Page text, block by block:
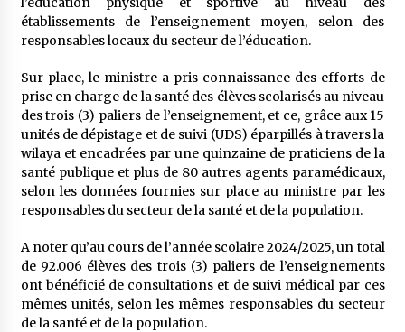
établissements de l’enseignement moyen, selon des
responsables locaux du secteur de l’éducation.
Sur place, le ministre a pris connaissance des efforts de
prise en charge de la santé des élèves scolarisés au niveau
des trois (3) paliers de l’enseignement, et ce, grâce aux 15
unités de dépistage et de suivi (UDS) éparpillés à travers la
wilaya et encadrées par une quinzaine de praticiens de la
santé publique et plus de 80 autres agents paramédicaux,
selon les données fournies sur place au ministre par les
responsables du secteur de la santé et de la population.
A noter qu’au cours de l’année scolaire 2024/2025, un total
de 92.006 élèves des trois (3) paliers de l’enseignements
ont bénéficié de consultations et de suivi médical par ces
mêmes unités, selon les mêmes responsables du secteur
de la santé et de la population.